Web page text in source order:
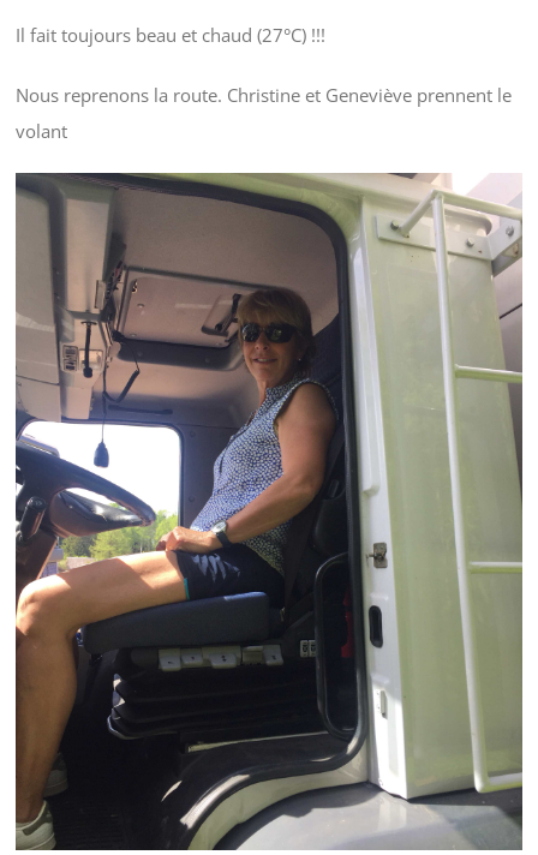
Il fait toujours beau et chaud (27°C) !!!
Nous reprenons la route. Christine et Geneviève prennent le
volant